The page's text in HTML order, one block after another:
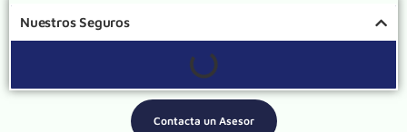
Nuestros Seguros
Contacta un Asesor